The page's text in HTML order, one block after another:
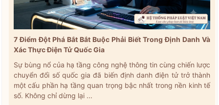
7 Điểm Đột Phá Bắt Bắt Buộc Phải Biết Trong Định Danh Và
Xác Thực Điện Tử Quốc Gia
Sự bùng nổ của hạ tầng công nghệ thông tin cùng chiến lược
chuyển đổi số quốc gia đã biến định danh điện tử trở thành
một cấu phần hạ tầng quan trọng bậc nhất trong nền kinh tế
số. Không chỉ dừng lại ...